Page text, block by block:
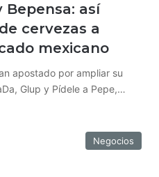
Bepensa: así
cervezas a
mexicano
apostado por ampliar su
Glup y Pídele a Pepe,…
Negocios